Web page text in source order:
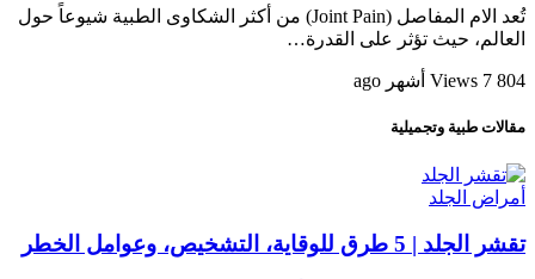
تُعد الام المفاصل (Joint Pain) من أكثر الشكاوى الطبية شيوعاً حول
العالم، حيث تؤثر على القدرة…
804 Views 7 أشهر ago
مقالات طبية وتجميلية
أمراض الجلد
تقشر الجلد | 5 طرق للوقاية، التشخيص، وعوامل الخطر